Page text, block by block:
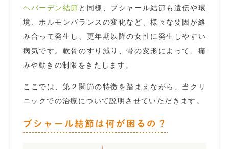
ヘバーデン結節 と同様、ブシャール結節も遺伝や環
境、ホルモンバランスの変化など、様々な要因が絡
み合って発生し、更年期以降の女性に発生しやすい
病気です。軟骨のすり減り、骨の変形によって、痛
みや動きの制限をきたします。
ここでは、第２関節の特徴を踏まえながら、当クリ
ニックでの治療について説明させていただきます。
ブシャール結節は何が困るの？